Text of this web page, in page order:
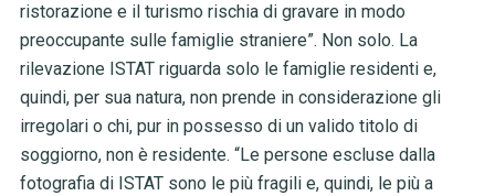
ristorazione e il turismo rischia di gravare in modo
preoccupante sulle famiglie straniere”. Non solo. La
rilevazione ISTAT riguarda solo le famiglie residenti e,
quindi, per sua natura, non prende in considerazione gli
irregolari o chi, pur in possesso di un valido titolo di
soggiorno, non è residente. “Le persone escluse dalla
fotografia di ISTAT sono le più fragili e, quindi, le più a